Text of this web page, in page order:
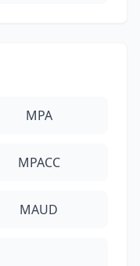
MPA
MPACC
MAUD